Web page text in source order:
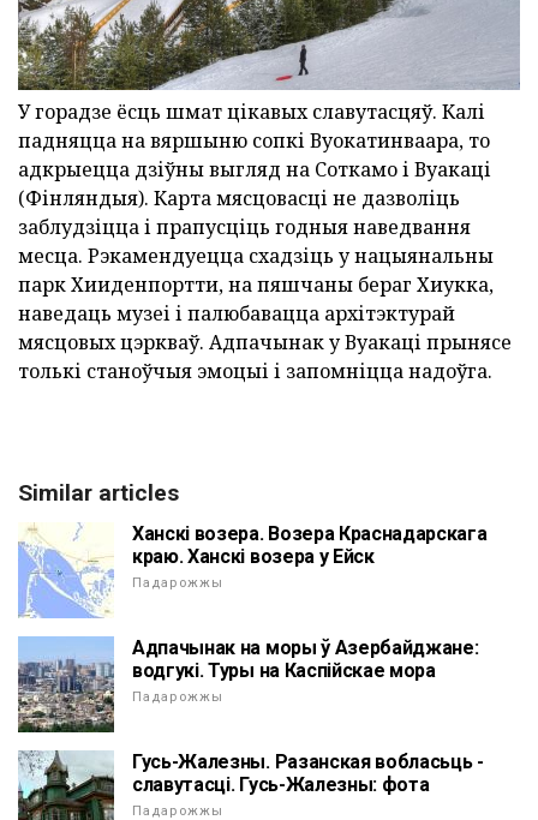
У горадзе ёсць шмат цікавых славутасцяў. Калі
падняцца на вяршыню сопкі Вуокатинваара, то
адкрыецца дзіўны выгляд на Соткамо і Вуакаці
(Фінляндыя). Карта мясцовасці не дазволіць
заблудзіцца і прапусціць годныя наведвання
месца. Рэкамендуецца схадзіць у нацыянальны
парк Хииденпортти, на пяшчаны бераг Хиукка,
наведаць музеі і палюбавацца архітэктурай
мясцовых цэркваў. Адпачынак у Вуакаці прынясе
толькі станоўчыя эмоцыі і запомніцца надоўга.
Similar articles
Ханскі возера. Возера Краснадарскага
краю. Ханскі возера у Ейск
Падарожжы
Адпачынак на моры ў Азербайджане:
водгукі. Туры на Каспійскае мора
Падарожжы
Гусь-Жалезны. Разанская вобласьць -
славутасці. Гусь-Жалезны: фота
Падарожжы